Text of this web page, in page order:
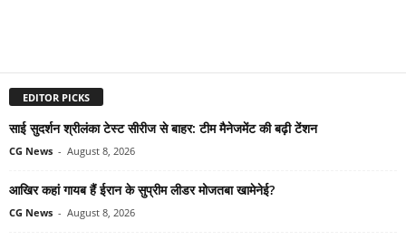
EDITOR PICKS
साई सुदर्शन श्रीलंका टेस्ट सीरीज से बाहर: टीम मैनेजमेंट की बढ़ी टेंशन
CG News - August 8, 2026
आखिर कहां गायब हैं ईरान के सुप्रीम लीडर मोजतबा खामेनेई?
CG News - August 8, 2026